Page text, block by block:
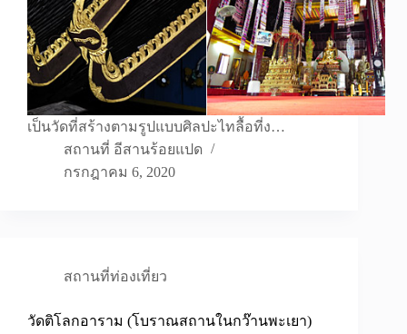
เป็นวัดที่สร้างตามรูปแบบศิลปะไทลื้อที่ง…
สถานที่ อีสานร้อยแปด
กรกฎาคม 6, 2020
สถานที่ท่องเที่ยว
วัดติโลกอาราม (โบราณสถานในกว๊านพะเยา)